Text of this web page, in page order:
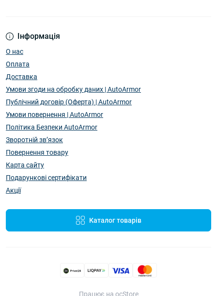
Інформація
О нас
Оплата
Доставка
Умови згоди на обробку даних | AutoArmor
Публічний договір (Оферта) | AutoArmor
Умови повернення | AutoArmor
Політика Безпеки AutoArmor
Зворотній зв’язок
Повернення товару
Карта сайту
Подарункові сертифікати
Акції
Каталог товарів
Працює на ocStore